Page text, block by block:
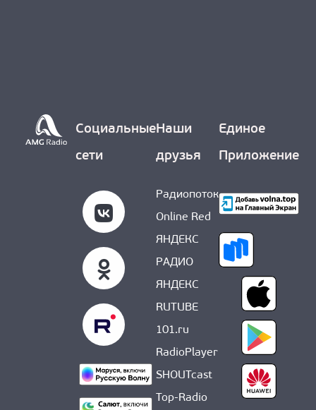
Социальные
сети
Наши
друзья
Радиопоток
Online Red
ЯНДЕКС
РАДИО
ЯНДЕКС
RUTUBE
101.ru
RadioPlayer
SHOUTcast
Top-Radio
Единое
Приложение